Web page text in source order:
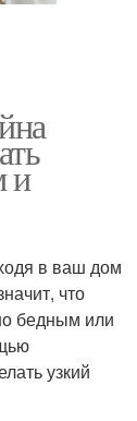
и
в ваш дом
что
бедным или
узкий